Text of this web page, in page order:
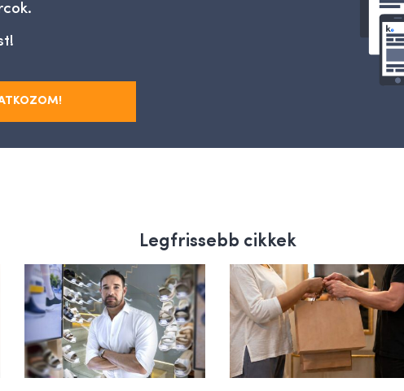
Legfrissebb cikkek